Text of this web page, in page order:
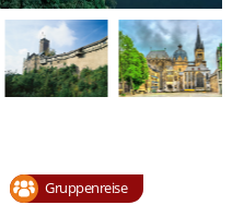
Gruppenreise